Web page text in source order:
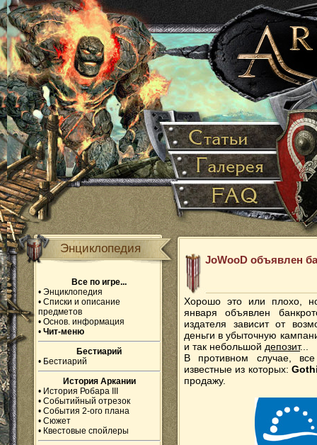
Энциклопедия
Все по игре...
• Энциклопедия
• Списки и описание
предметов
• Основ. информация
• Чит-меню
Бестиарий
• Бестиарий
История Аркании
• История Робара III
• Событийный отрезок
• События 2-ого плана
• Сюжет
• Квестовые спойлеры
JoWooD объявлен
Хорошо это или плохо,
января объявлен
издателя зависит от
деньги в убыточную
и так небольшой депозит...
В противном случае,
известные из которых:
продажу.